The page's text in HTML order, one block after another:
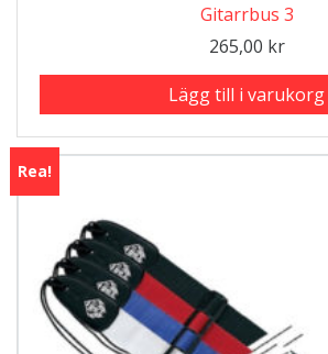
Gitarrbus 3
265,00 kr
Lägg till i varukorg
Rea!